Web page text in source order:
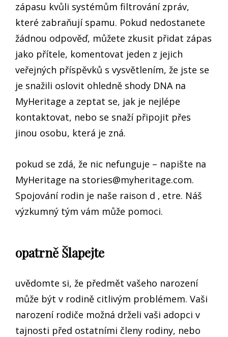
zápasu kvůli systémům filtrování zpráv,
které zabraňují spamu. Pokud nedostanete
žádnou odpověď, můžete zkusit přidat zápas
jako přítele, komentovat jeden z jejich
veřejných příspěvků s vysvětlením, že jste se
je snažili oslovit ohledně shody DNA na
MyHeritage a zeptat se, jak je nejlépe
kontaktovat, nebo se snaží připojit přes
jinou osobu, která je zná.
pokud se zdá, že nic nefunguje – napište na
MyHeritage na stories@myheritage.com.
Spojování rodin je naše raison d ‚ etre. Náš
výzkumný tým vám může pomoci.
opatrně Šlapejte
uvědomte si, že předmět vašeho narození
může být v rodině citlivým problémem. Vaši
narození rodiče možná drželi vaši adopci v
tajnosti před ostatními členy rodiny, nebo